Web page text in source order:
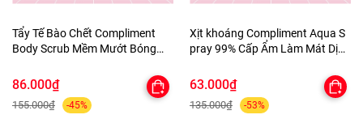
Tẩy Tế Bào Chết Compliment
Body Scrub Mềm Mướt Bóng
86.000₫
155.000₫ -45%
Xịt khoáng Compliment Aqua S
pray 99% Cấp Ẩm Làm Mát Dịu
63.000₫
135.000₫ -53%